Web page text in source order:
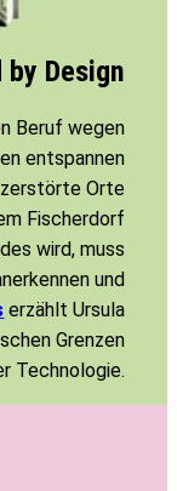
by Design
Beruf wegen
entspannen
Orte
Fischerdorf
wird, muss
und
erzählt Ursula
Grenzen
Technologie.